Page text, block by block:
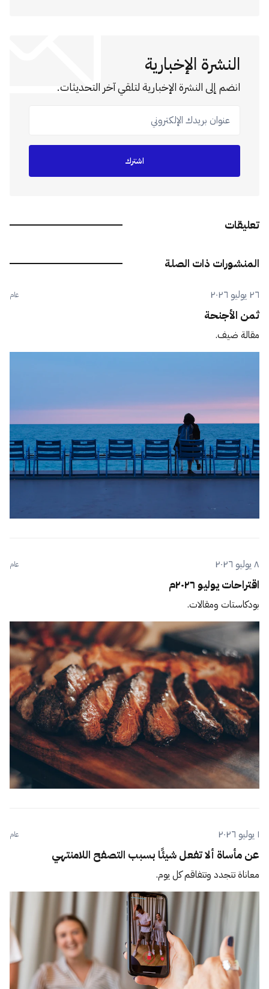
النشرة الإخبارية
انضم إلى النشرة الإخبارية لتلقي آخر التحديثات.
عنوان بريدك الإلكتروني
اشترك
تعليقات
المنشورات ذات الصلة
٢٦ يوليو ٢٠٢٦ عام
ثمن الأجنحة
مقالة ضيف.
٨ يوليو ٢٠٢٦ عام
اقتراحات يوليو ٢٠٢٦م
بودكاستات ومقالات.
١ يوليو ٢٠٢٦ عام
عن مأساة ألا تفعل شيئًا بسبب التصفح اللامنتهي
معاناة تتجدد وتتفاقم كل يوم.